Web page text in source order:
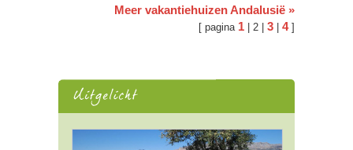
Meer vakantiehuizen Andalusië »
[ pagina 1 | 2 | 3 4]